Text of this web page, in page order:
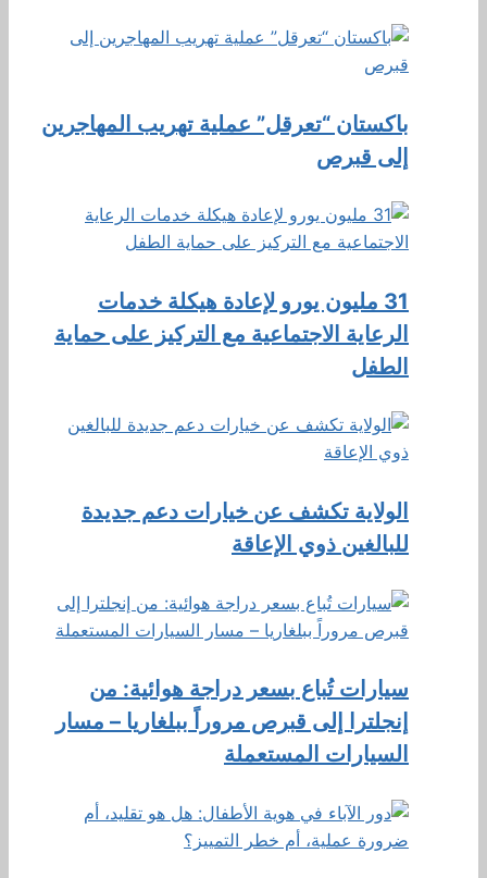
باكستان “تعرقل” عملية تهريب المهاجرين
إلى قبرص
31 مليون يورو لإعادة هيكلة خدمات
الرعاية الاجتماعية مع التركيز على حماية
الطفل
الولاية تكشف عن خيارات دعم جديدة
للبالغين ذوي الإعاقة
سيارات تُباع بسعر دراجة هوائية: من
إنجلترا إلى قبرص مروراً ببلغاريا – مسار
السيارات المستعملة